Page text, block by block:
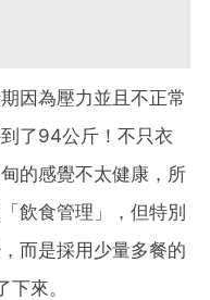
因為壓力並且不正常
了94公斤！不只衣
的感覺不太健康，所
飲食管理」，但特別
而是採用少量多餐的
來。